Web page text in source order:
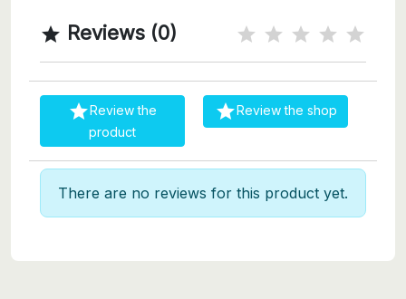
 Reviews (0)
Review the
product
Review the shop
There are no reviews for this product yet.